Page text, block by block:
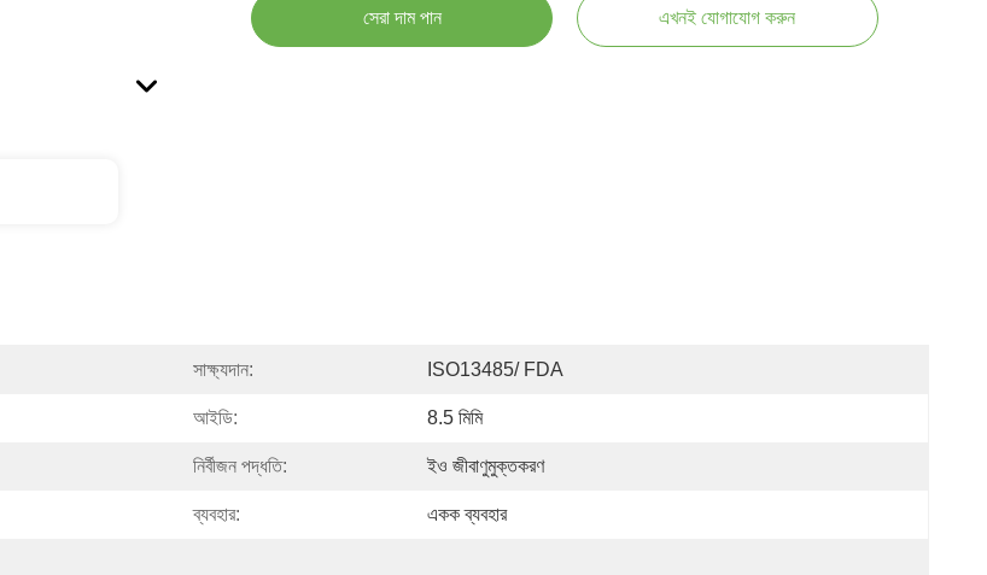
সেরা দাম পান এখনই যোগাযোগ করুন
সাক্ষ্যদান: ISO13485/ FDA
আইডি: 8.5 মিমি
নির্বীজন পদ্ধতি: ইও জীবাণুমুক্তকরণ
ব্যবহার: একক ব্যবহার